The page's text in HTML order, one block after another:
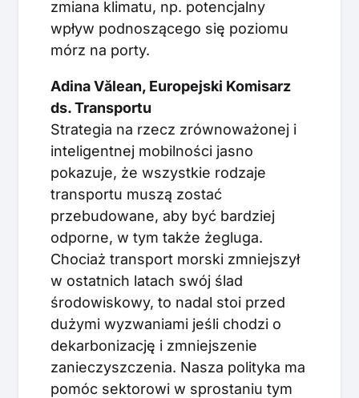
zmiana klimatu, np. potencjalny
wpływ podnoszącego się poziomu
mórz na porty.
Adina Vălean, Europejski Komisarz
ds. Transportu
Strategia na rzecz zrównoważonej i
inteligentnej mobilności jasno
pokazuje, że wszystkie rodzaje
transportu muszą zostać
przebudowane, aby być bardziej
odporne, w tym także żegluga.
Chociaż transport morski zmniejszył
w ostatnich latach swój ślad
środowiskowy, to nadal stoi przed
dużymi wyzwaniami jeśli chodzi o
dekarbonizację i zmniejszenie
zanieczyszczenia. Nasza polityka ma
pomóc sektorowi w sprostaniu tym